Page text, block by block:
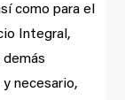
como para el
Integral,
demás
necesario,